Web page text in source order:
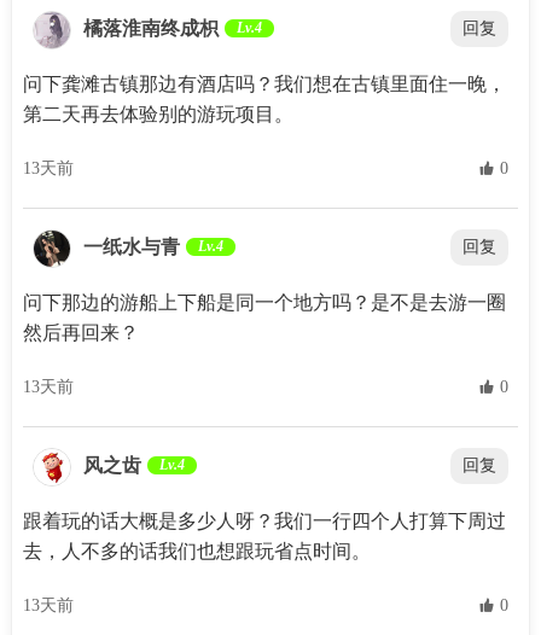
橘落淮南终成枳 Lv.4 回复
问下龚滩古镇那边有酒店吗？我们想在古镇里面住一晚，
第二天再去体验别的游玩项目。
13天前  0
一纸水与青 Lv.4 回复
问下那边的游船上下船是同一个地方吗？是不是去游一圈
然后再回来？
13天前  0
风之齿 Lv.4 回复
跟着玩的话大概是多少人呀？我们一行四个人打算下周过
去，人不多的话我们也想跟玩省点时间。
13天前  0